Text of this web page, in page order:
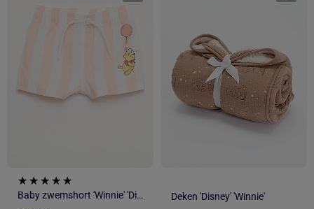
Baby zwemshort 'Winnie' 'Disney'
Deken 'Disney' 'Winnie'